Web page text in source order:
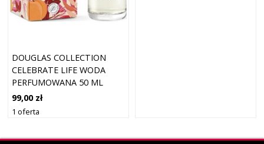
DOUGLAS COLLECTION
CELEBRATE LIFE WODA
PERFUMOWANA 50 ML
DAMSKI
99,00 zł
1 oferta